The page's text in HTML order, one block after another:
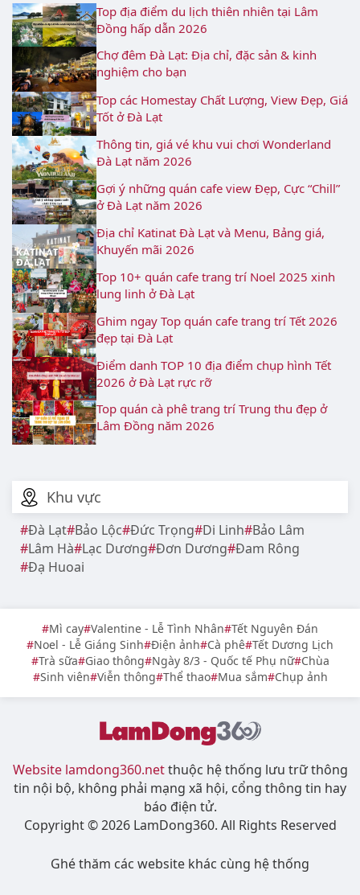
Khu vực
Đà Lạt Bảo Lộc Đức Trọng Di Linh Bảo Lâm
Lâm Hà Lạc Dương Đơn Dương Đam Rông
Đạ Huoai
Top địa điểm du lịch thiên nhiên tại Lâm
Đồng hấp dẫn 2026
Chợ đêm Đà Lạt: Địa chỉ, đặc sản & kinh
nghiệm cho bạn
Top các Homestay Chất Lượng, View Đẹp, Giá
Tốt ở Đà Lạt
Thông tin, giá vé khu vui chơi Wonderland
Đà Lạt năm 2026
Gợi ý những quán cafe view Đẹp, Cực “Chill”
ở Đà Lạt năm 2026
Địa chỉ Katinat Đà Lạt và Menu, Bảng giá,
Khuyến mãi 2026
Top 10+ quán cafe trang trí Noel 2025 xinh
lung linh ở Đà Lạt
Ghim ngay Top quán cafe trang trí Tết 2026
đẹp tại Đà Lạt
Điểm danh TOP 10 địa điểm chụp hình Tết
2026 ở Đà Lạt rực rỡ
Top quán cà phê trang trí Trung thu đẹp ở
Lâm Đồng năm 2026
Mì cay Valentine - Lễ Tình Nhân Tết Nguyên Đán
Noel - Lễ Giáng Sinh Điện ảnh Cà phê Tết Dương Lịch
Trà sữa Giao thông Ngày 8/3 - Quốc tế Phụ nữ Chùa
Sinh viên Viễn thông Thể thao Mua sắm Chụp ảnh
Website lamdong360.netthuộc hệ thống lưu trữ thông
tin nội bộ, không phải mạng xã hội, cổng thông tin hay
báo điện tử.
Copyright © 2026 LamDong360. All Rights Reserved
Ghé thăm các website khác cùng hệ thống